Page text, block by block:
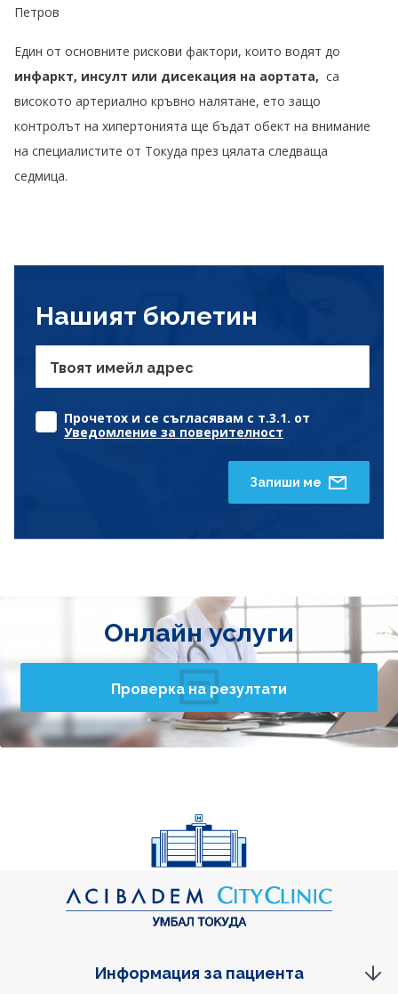
Петров
Един от основните рискови фактори, които водят до
инфаркт, инсулт или дисекация на аортата, са
високото артериално кръвно налятане, ето защо
контролът на хипертонията ще бъдат обект на внимание
на специалистите от Токуда през цялата следваща
седмица.
Нашият бюлетин
Твоят имейл адрес
Прочетох и се съгласявам с т.3.1. от
Уведомление за поверителност
Запиши ме
Онлайн услуги
Проверка на резултати
Информация за пациента